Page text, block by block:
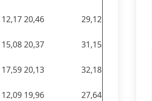
12,1720,46 29,12
15,0820,37 31,15
17,5920,13 32,18
12,09 19,96 27,64